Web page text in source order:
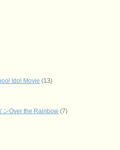
Idol Movie (13)
ンOver the Rainbow (7)